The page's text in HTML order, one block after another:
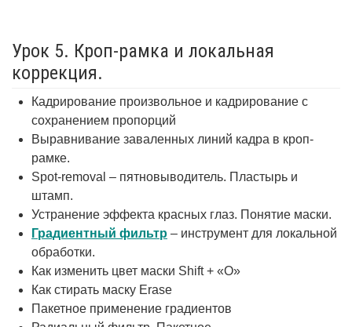
Урок 5. Кроп-рамка и локальная
коррекция.
Кадрирование произвольное и кадрирование с
сохранением пропорций
Выравнивание заваленных линий кадра в кроп-
рамке.
Spot-removal – пятновыводитель. Пластырь и
штамп.
Устранение эффекта красных глаз. Понятие маски.
Градиентный фильтр – инструмент для локальной
обработки.
Как изменить цвет маски Shift + «O»
Как стирать маску Erase
Пакетное применение градиентов